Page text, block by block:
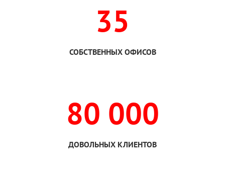
35
СОБСТВЕННЫХ ОФИСОВ
80 000
ДОВОЛЬНЫХ КЛИЕНТОВ